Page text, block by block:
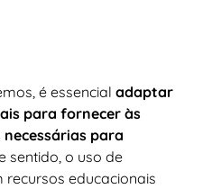
é essencial adaptar
para fornecer às
para
sentido, o uso de
educacionais